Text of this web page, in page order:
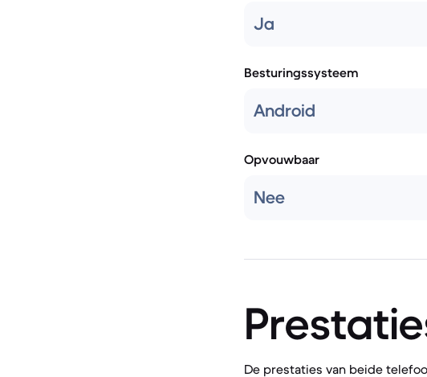
Ja
Besturingssysteem
Android
Opvouwbaar
Nee
De prestaties van beide